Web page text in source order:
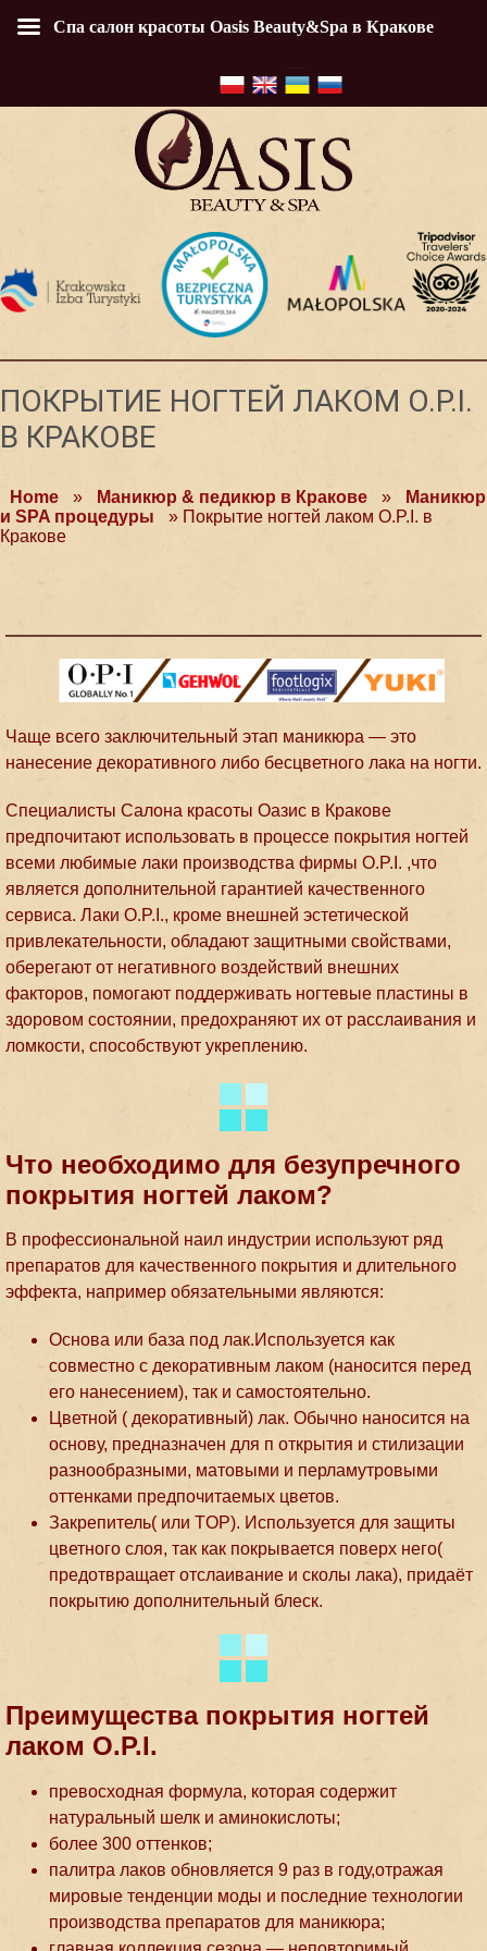
ПОКРЫТИЕ НОГТЕЙ ЛАКОМ O.P.I.
В КРАКОВЕ
Home » Маникюр & педикюр в Кракове »
Маникюр
и SPA процедуры
» Покрытие ногтей лаком O.P.I. в
Кракове
Чаще всего заключительный этап маникюра — это
нанесение декоративного либо бесцветного лака на ногти.
Специалисты Салона красоты Оазис в Кракове
предпочитают использовать в процессе покрытия ногтей
всеми любимые лаки производства фирмы O.P.I. ,что
является дополнительной гарантией качественного
сервиса. Лаки O.P.I., кроме внешней эстетической
привлекательности, обладают защитными свойствами,
оберегают от негативного воздействий внешних
факторов, помогают поддерживать ногтевые пластины в
здоровом состоянии, предохраняют их от расслаивания и
ломкости, способствуют укреплению.
Что необходимо для безупречного
покрытия ногтей лаком?
В профессиональной наил индустрии используют ряд
препаратов для качественного покрытия и длительного
эффекта, например обязательными являются:
Основа или база под лак.Используется как
совместно с декоративным лаком (наносится перед
его нанесением), так и самостоятельно.
Цветной ( декоративный) лак. Обычно наносится на
основу, предназначен для п открытия и стилизации
разнообразными, матовыми и перламутровыми
оттенками предпочитаемых цветов.
Закрепитель( или ТOP). Используется для защиты
цветного слоя, так как покрывается поверх него(
предотвращает отслаивание и сколы лака), придаёт
покрытию дополнительный блеск.
Преимущества покрытия ногтей
лаком O.P.I.
превосходная формула, которая содержит
натуральный шелк и аминокислоты;
более 300 оттенков;
палитра лаков обновляется 9 раз в году,отражая
мировые тенденции моды и последние технологии
производства препаратов для маникюра;
Спа салон красоты Oasis Beauty&Spa в Кракове